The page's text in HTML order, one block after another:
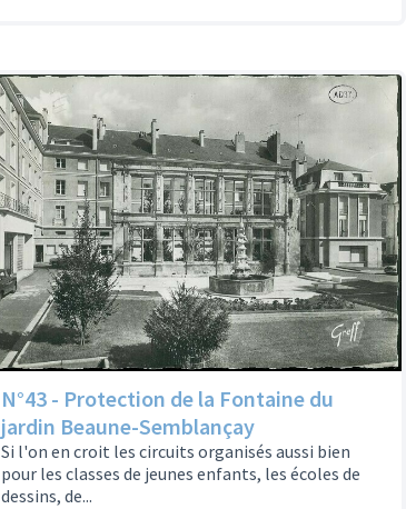
N°43 - Protection de la Fontaine du
jardin Beaune-Semblançay
Si l'on en croit les circuits organisés aussi bien
pour les classes de jeunes enfants, les écoles de
dessins, de...